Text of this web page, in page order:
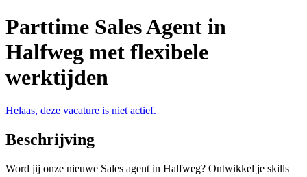
Parttime Sales Agent in
Halfweg met flexibele
werktijden
Helaas, deze vacature is niet actief.
Beschrijving
Word jij onze nieuwe Sales agent in Halfweg? Ontwikkel je skills